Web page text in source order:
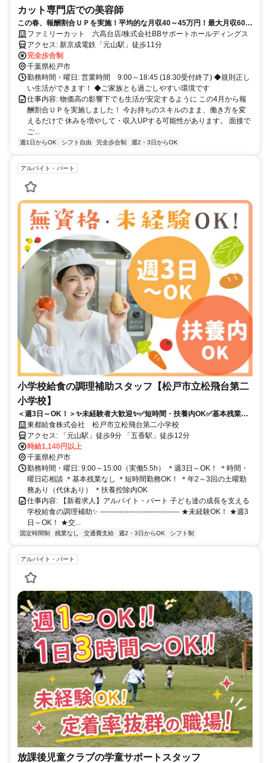
カット専門店での美容師
この春、報酬割合ＵＰを実施！平均的な月収40～45万円！最大月収60万
円のスタッフも在籍！
ファミリーカット 六高台店/株式会社BBサポートホールディングス
アクセス: 新京成電鉄「元山駅」徒歩11分
完全歩合制
千葉県松戸市
勤務時間・曜日: 営業時間 9:00～18:45 (18:30受付終了) ◆規則正し
い生活ができます！ ◆ご家族とも過ごしやすい環境です
仕事内容: 物価高の影響下でも生活が安定するように この4月から報
酬割合ＵＰを実施しました！ 今お持ちのスキルのまま、働き方を変
えるだけで 休みを増やして・収入UPする可能性があります。 面接で
ご...
週1日からOK シフト自由 完全歩合制 週2・3日からOK
アルバイト・パート
小学校給食の調理補助スタッフ【松戸市立松飛台第二
小学校】
＜週3日～OK！＞✨未経験者大歓迎✨✅短時間・扶養内OK✅基本残業な
し！普段の家事の延長でお小遣い稼ぎ♪
東都給食株式会社 松戸市立松飛台第二小学校
アクセス: 「元山駅」徒歩9分 「五香駅」徒歩12分
時給1,140円以上
千葉県松戸市
勤務時間・曜日: 9:00～15:00（実働5.5h） ＊週3日～OK！ ＊時間・
曜日応相談 ＊基本残業なし ＊短時間勤務OK！ ＊年2～3回の土曜勤
務あり（代休あり） ＊扶養控除内OK
仕事内容: 【新着求人】アルバイト・パート 子ども達の成長を支える
学校給食の調理補助✨ --------------------------------- ★未経験OK！ ★週3
日～OK！ ★交...
固定時間制 残業なし 交通費支給 週2・3日からOK シフト制
アルバイト・パート
放課後児童クラブの学童サポートスタッフ